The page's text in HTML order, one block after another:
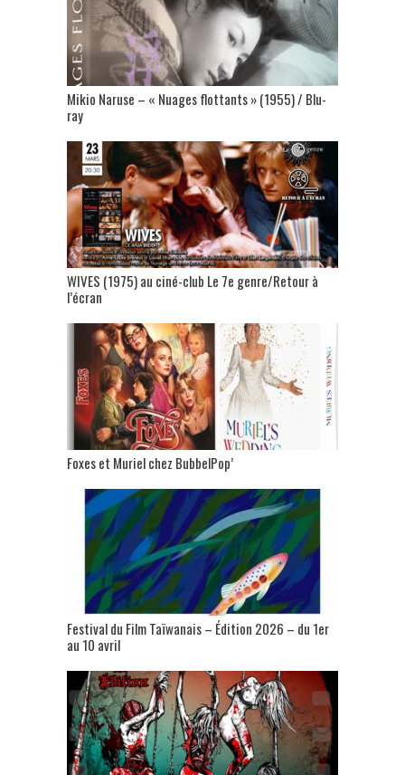
Mikio Naruse – « Nuages flottants » (1955) / Blu-
ray
WIVES (1975) au ciné-club Le 7e genre/Retour à
l’écran
Foxes et Muriel chez BubbelPop’
Festival du Film Taïwanais – Édition 2026 – du 1er
au 10 avril